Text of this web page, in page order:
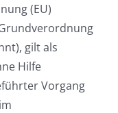
(EU)
gilt als
Hilfe
Vorgang